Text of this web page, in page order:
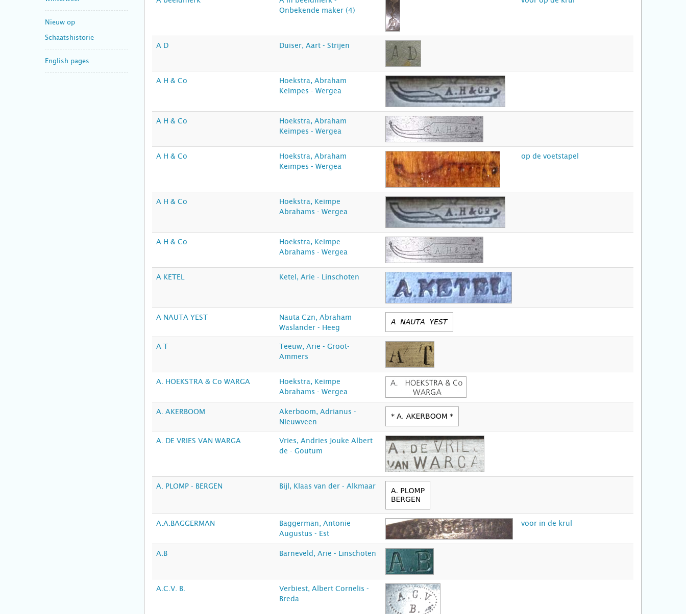
Nieuw op
Schaatshistorie
English pages
Onbekende maker (4)
A D Duiser, Aart - Strijen
A H & Co
Hoekstra, Abraham
Keimpes - Wergea
A H & Co
Hoekstra, Abraham
Keimpes - Wergea
A H & Co
Hoekstra, Abraham
Keimpes - Wergea
op de voetstapel
A H & Co
Hoekstra, Keimpe
Abrahams - Wergea
A H & Co
Hoekstra, Keimpe
Abrahams - Wergea
A KETEL Ketel, Arie - Linschoten
A NAUTA YEST
Nauta Czn, Abraham
Waslander - Heeg
A T
Teeuw, Arie - Groot-
Ammers
A. HOEKSTRA & Co WARGA
Hoekstra, Keimpe
Abrahams - Wergea
A. AKERBOOM
Akerboom, Adrianus -
Nieuwveen
A. DE VRIES VAN WARGA
Vries, Andries Jouke Albert
de - Goutum
A. PLOMP - BERGEN Bijl, Klaas van der - Alkmaar
A.A.BAGGERMAN
Baggerman, Antonie
Augustus - Est
voor in de krul
A.B Barneveld, Arie - Linschoten
A.C.V. B.
Verbiest, Albert Cornelis -
Breda